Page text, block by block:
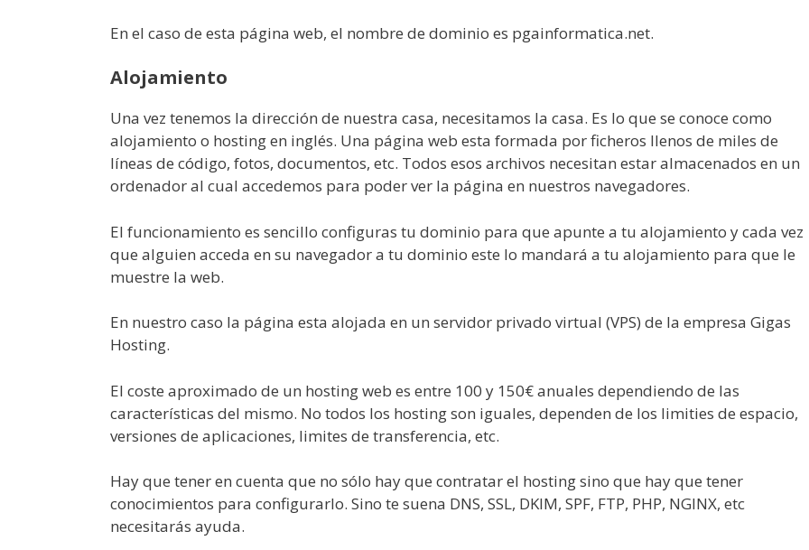
En el caso de esta página web, el nombre de dominio es pgainformatica.net.
Alojamiento
Una vez tenemos la dirección de nuestra casa, necesitamos la casa. Es lo que se conoce como
alojamiento o hosting en inglés. Una página web esta formada por ficheros llenos de miles de
líneas de código, fotos, documentos, etc. Todos esos archivos necesitan estar almacenados en un
ordenador al cual accedemos para poder ver la página en nuestros navegadores.
El funcionamiento es sencillo configuras tu dominio para que apunte a tu alojamiento y cada vez
que alguien acceda en su navegador a tu dominio este lo mandará a tu alojamiento para que le
muestre la web.
En nuestro caso la página esta alojada en un servidor privado virtual (VPS) de la empresa Gigas
Hosting.
El coste aproximado de un hosting web es entre 100 y 150€ anuales dependiendo de las
características del mismo. No todos los hosting son iguales, dependen de los limities de espacio,
versiones de aplicaciones, limites de transferencia, etc.
Hay que tener en cuenta que no sólo hay que contratar el hosting sino que hay que tener
conocimientos para configurarlo. Sino te suena DNS, SSL, DKIM, SPF, FTP, PHP, NGINX, etc
necesitarás ayuda.